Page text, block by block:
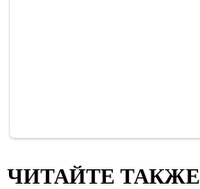
ЧИТАЙТЕ ТАКЖЕ